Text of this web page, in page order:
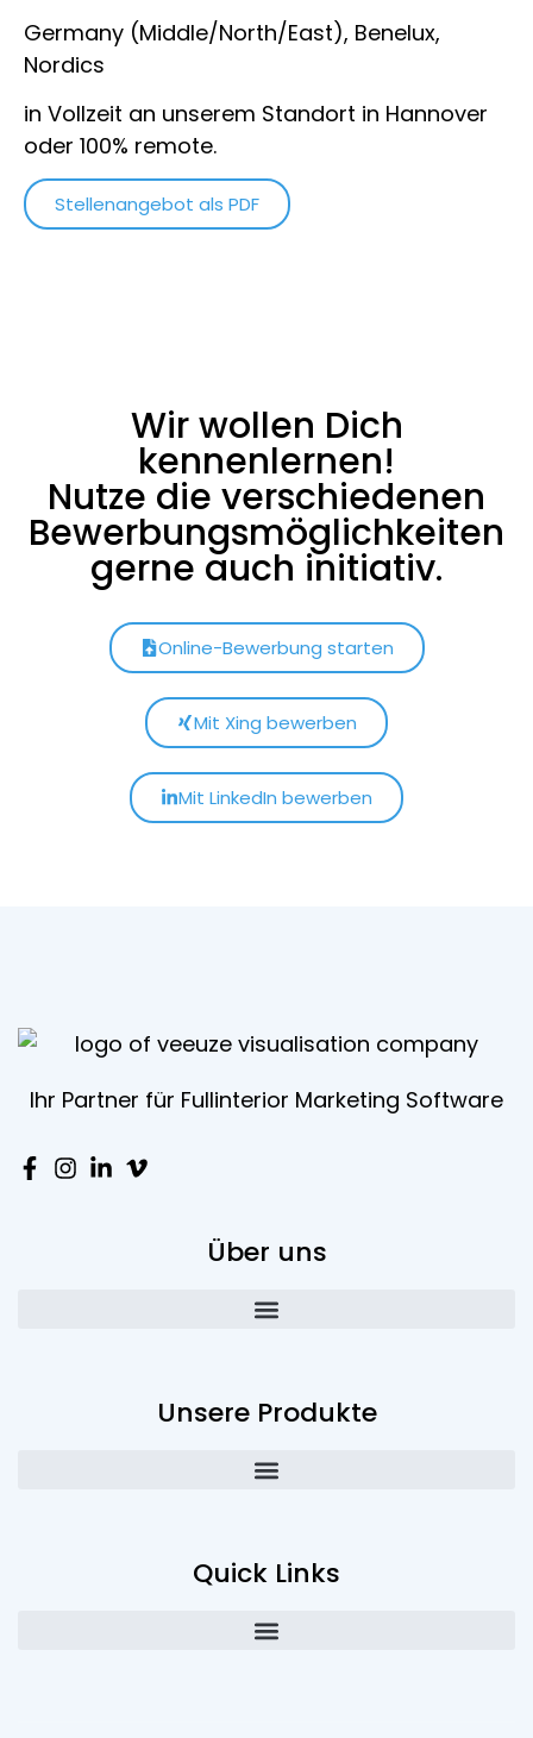
Germany (Middle/North/East), Benelux,
Nordics
in Vollzeit an unserem Standort in Hannover
oder 100% remote.
Stellenangebot als PDF
Wir wollen Dich
kennenlernen!
Nutze die verschiedenen
Bewerbungsmöglichkeiten
gerne auch initiativ.
Online-Bewerbung starten
Mit Xing bewerben
Mit LinkedIn bewerben
Ihr Partner für Fullinterior Marketing Software
Über uns
Unsere Produkte
Quick Links